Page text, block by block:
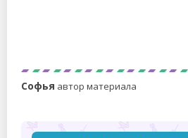
Софья автор материала